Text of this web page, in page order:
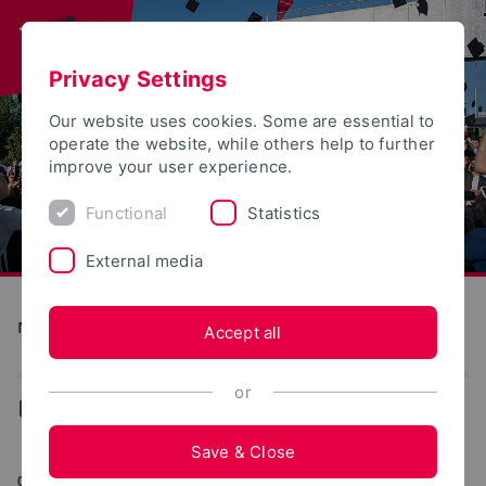
Nachhaltigkeitsmanagement
09/10/2025
Privacy Settings
Our website uses cookies. Some are essential to
operate the website, while others help to further
improve your user experience.
Functional Statistics
External media
Accept all
or
Save & Close